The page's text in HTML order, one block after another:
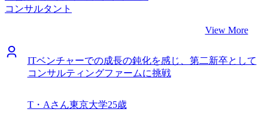
コンサルタント
View More
ITベンチャーでの成長の鈍化を感じ、第二新卒として
コンサルティングファームに挑戦
T・Aさん東京大学25歳